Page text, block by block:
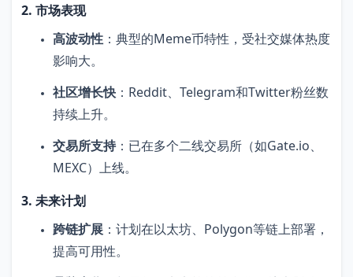
2. 市场表现
高波动性 ：典型的Meme币特性，受社交媒体热度
影响大。
社区增长快 ：Reddit、Telegram和Twitter粉丝数
持续上升。
交易所支持：已在多个二线交易所（如Gate.io、
MEXC）上线。
3. 未来计划
跨链扩展 ：计划在以太坊、Polygon等链上部署，
提高可用性。